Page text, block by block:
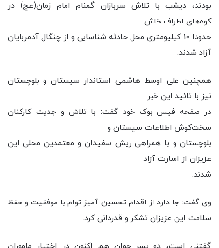
بودند، دیشب با تلاش سربازان گمنام امام زمان(عج) در
کوه‌های اطراف خاش
حدودا 10 کیلیومتری محل حادثه شناسایی و از چنگال آدمربایان
آزاد شدند.
همچنین علی اوسط هاشمی استاندار سیستان و بلوچستان
نیز با تائید این خبر
در صفحه فیس بوک خود گفت: با تلاش و جدیت کارکنان
سخت‌کوش اطلاعات سیستان و
بلوچستان و با همراهی ریش سفیدان و معتمدین محلی این
عزیزان از اسارت آزاد
شدند.
وی گفت: جا دارد از اقدام تحسین آمیز توام با موفقیت و حفظ
سلامت این عزیزان تشکر و قدردانی کرد.
گفتنی است، دو پسر جوان هم اکنون در اختیار ماموران